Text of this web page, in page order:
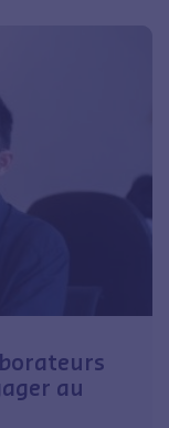
au